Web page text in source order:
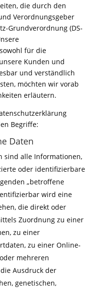
die durch den
Verordnungsgeber
Grundverordnung (DS-
für die
Kunden und
und verständlich
möchten wir vorab
erläutern.
Begriffe:
Daten
sind alle Informationen,
oder identifizierbare
„betroffene
wird eine
die direkt oder
Zuordnung zu einer
zu einer
zu einer Online-
mehreren
Ausdruck der
genetischen,